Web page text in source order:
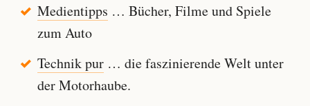
Medientipps … Bücher, Filme und Spiele
zum Auto
Technik pur… die faszinierende Welt unter
der Motorhaube.